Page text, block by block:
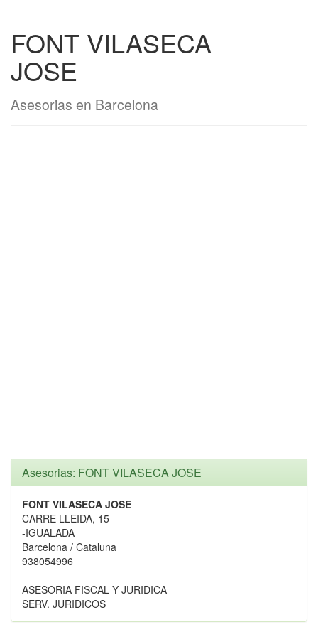
FONT VILASECA
JOSE
Asesorias en Barcelona
Asesorias: FONT VILASECA JOSE
FONT VILASECA JOSE
CARRE LLEIDA, 15
-IGUALADA
Barcelona / Cataluna
938054996
ASESORIA FISCAL Y JURIDICA
SERV. JURIDICOS